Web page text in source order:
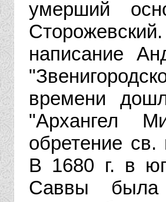
умерший
написание
времени
"Архангел
обретение
В 1680 г. в
Саввы